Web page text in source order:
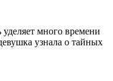
уделяет много времени
узнала о тайных